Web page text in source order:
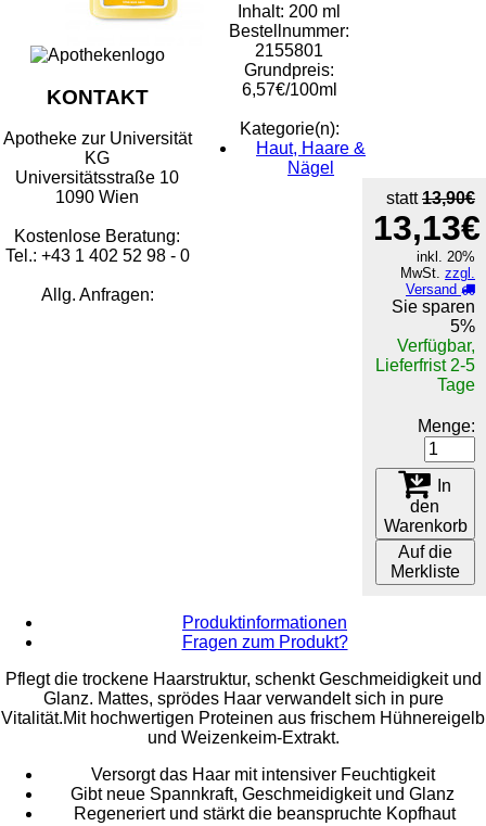
Inhalt: 200 ml
Bestellnummer:
2155801
Grundpreis:
6,57€/100ml
Kategorie(n):
Haut, Haare &
Nägel
statt13,90€
13,13€
inkl. 20%
MwSt. zzgl.
Versand
Sie sparen
5%
Verfügbar,
Lieferfrist 2-5
Tage
Menge:
In
den
Warenkorb
Auf die
Merkliste
Produktinformationen
Fragen zum Produkt?
Pflegt die trockene Haarstruktur, schenkt Geschmeidigkeit und
Glanz. Mattes, sprödes Haar verwandelt sich in pure
Vitalität.Mit hochwertigen Proteinen aus frischem Hühnereigelb
und Weizenkeim-Extrakt.
Versorgt das Haar mit intensiver Feuchtigkeit
Gibt neue Spannkraft, Geschmeidigkeit und Glanz
Regeneriert und stärkt die beanspruchte Kopfhaut
KONTAKT
Apotheke zur Universität
KG
Universitätsstraße 10
1090 Wien
Kostenlose Beratung:
Tel.: +43 1 402 52 98 - 0
Allg. Anfragen: